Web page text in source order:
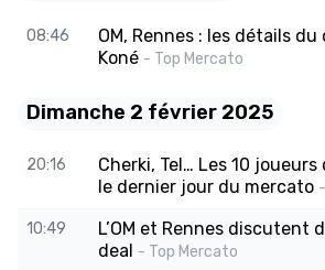
08:46
OM, Rennes : les détails du
Koné - Top Mercato
Dimanche 2 février 2025
20:16
Cherki, Tel… Les 10
le dernier jour du mercato
10:49
L’OM et Rennes discutent
deal - Top Mercato